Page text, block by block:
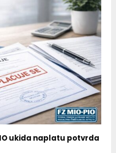
ukida naplatu potvrda